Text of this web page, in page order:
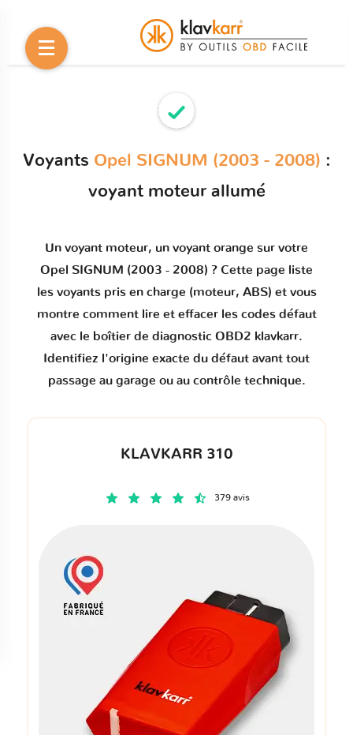
Voyants Opel SIGNUM (2003 - 2008) :
voyant moteur allumé
Un voyant moteur, un voyant orange sur votre
Opel SIGNUM (2003 - 2008) ? Cette page liste
les voyants pris en charge (moteur, ABS) et vous
montre comment lire et effacer les codes défaut
avec le boîtier de diagnostic OBD2 klavkarr.
Identifiez l'origine exacte du défaut avant tout
passage au garage ou au contrôle technique.
KLAVKARR 310
379 avis